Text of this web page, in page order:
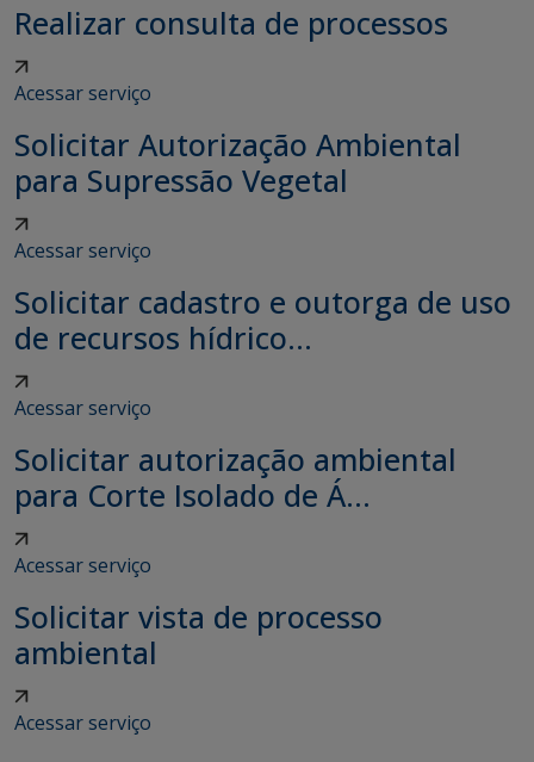
Realizar consulta de processos
Acessar serviço
Solicitar Autorização Ambiental
para Supressão Vegetal
Acessar serviço
Solicitar cadastro e outorga de uso
de recursos hídrico...
Acessar serviço
Solicitar autorização ambiental
para Corte Isolado de Á...
Acessar serviço
Solicitar vista de processo
ambiental
Acessar serviço